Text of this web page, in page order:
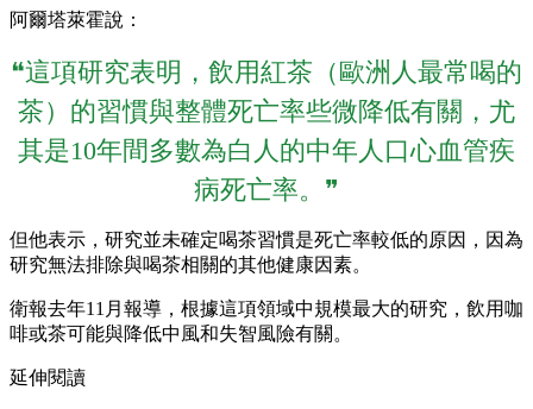
阿爾塔萊霍說：
❝這項研究表明，飲用紅茶（歐洲人最常喝的
茶）的習慣與整體死亡率些微降低有關，尤
其是10年間多數為白人的中年人口心血管疾
病死亡率。❞
但他表示，研究並未確定喝茶習慣是死亡率較低的原因，因為
研究無法排除與喝茶相關的其他健康因素。
衛報去年11月報導，根據這項領域中規模最大的研究，飲用咖
啡或茶可能與降低中風和失智風險有關。
延伸閱讀